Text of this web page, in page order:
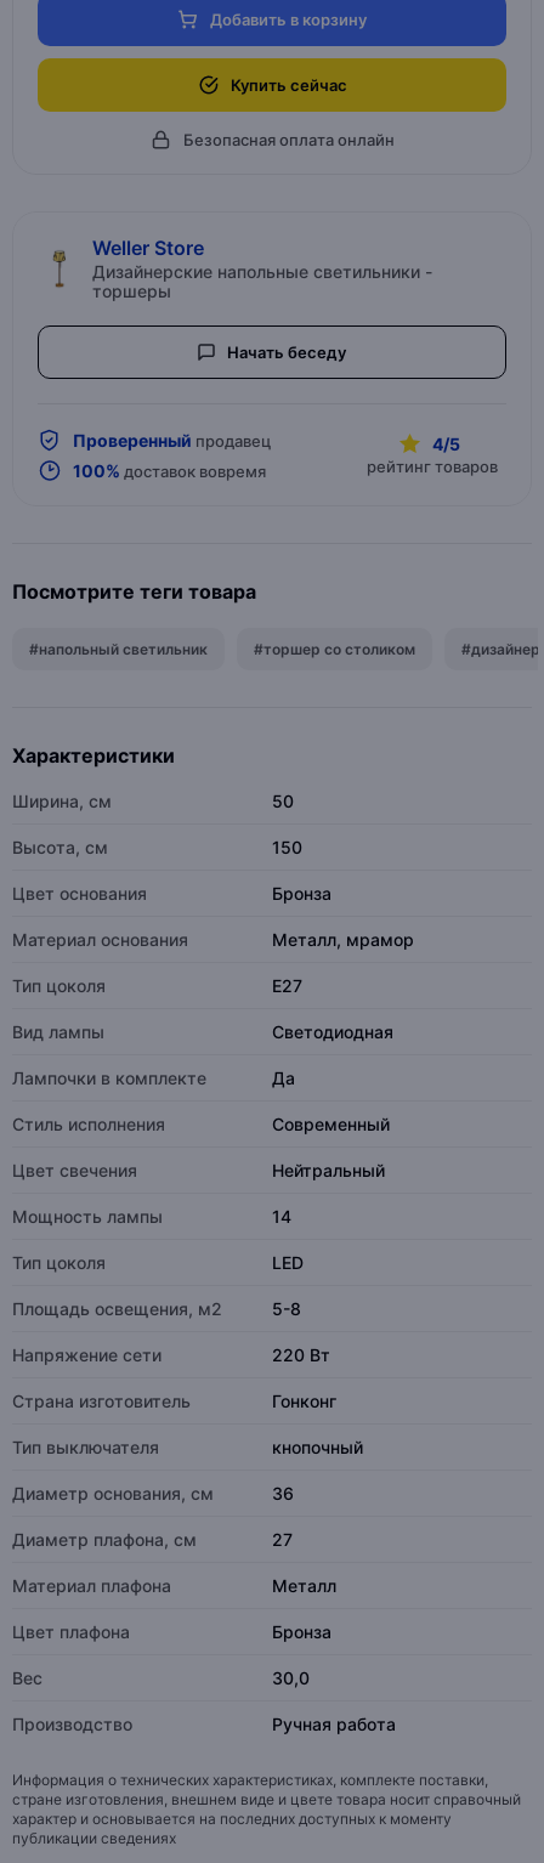
Добавить в корзину
Купить сейчас
Безопасная оплата онлайн
Weller Store
Дизайнерские напольные светильники -
торшеры
Начать беседу
Проверенный продавец
100% доставок вовремя
4/5
рейтинг товаров
Посмотрите теги товара
#напольный светильник #торшер со столиком
Характеристики
Ширина, см 50
Высота, см 150
Цвет основания Бронза
Материал основания Металл, мрамор
Тип цоколя E27
Вид лампы Светодиодная
Лампочки в комплекте Да
Стиль исполнения Современный
Цвет свечения Нейтральный
Мощность лампы 14
Тип цоколя LED
Площадь освещения, м2 5-8
Напряжение сети 220 Вт
Страна изготовитель Гонконг
Тип выключателя кнопочный
Диаметр основания, см 36
Диаметр плафона, см 27
Материал плафона Металл
Цвет плафона Бронза
Вес 30,0
Производство Ручная работа
Информация о технических характеристиках, комплекте поставки,
стране изготовления, внешнем виде и цвете товара носит справочный
характер и основывается на последних доступных к моменту
публикации сведениях